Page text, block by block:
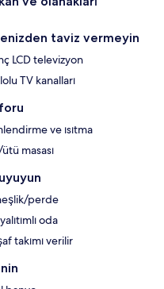
taviz vermeyin
LCD televizyon
TV kanalları
ve ısıtma
masası
perde
oda
takımı verilir